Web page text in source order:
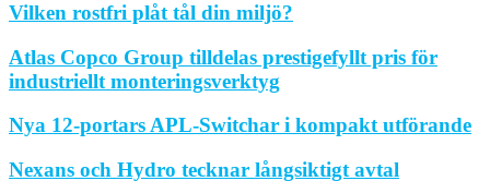
Vilken rostfri plåt tål din miljö?
Atlas Copco Group tilldelas prestigefyllt pris för
industriellt monteringsverktyg
Nya 12-portars APL-Switchar i kompakt utförande
Nexans och Hydro tecknar långsiktigt avtal